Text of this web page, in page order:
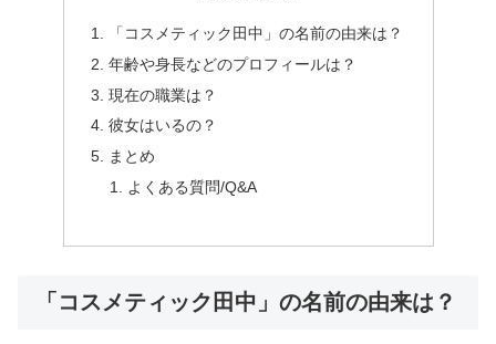
「コスメティック田中」の名前の由来は？
年齢や身長などのプロフィールは？
現在の職業は？
彼女はいるの？
まとめ
よくある質問/Q&A
「コスメティック田中」の名前の由来は？